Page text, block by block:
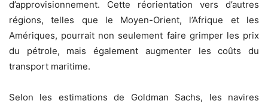
d’approvisionnement. Cette réorientation vers d’autres
régions, telles que le Moyen-Orient, l’Afrique et les
Amériques, pourrait non seulement faire grimper les prix
du pétrole, mais également augmenter les coûts du
transport maritime.
Selon les estimations de Goldman Sachs, les navires